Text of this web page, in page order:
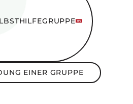
Gruppe
EINER GRUPPE